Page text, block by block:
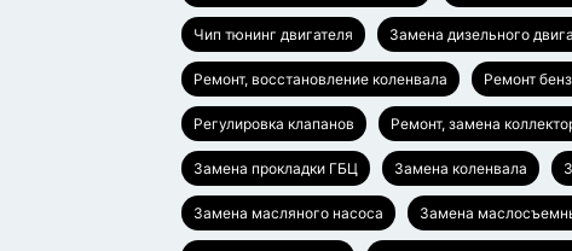
Чип тюнинг двигателя Замена дизельного
Ремонт, восстановление коленвала Ремонт
Регулировка клапанов Ремонт, замена
Замена прокладки ГБЦ Замена коленвала
Замена масляного насоса Замена